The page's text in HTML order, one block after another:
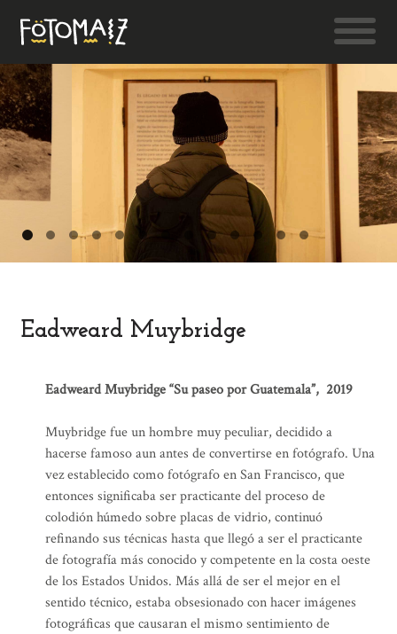
Eadweard Muybridge
Eadweard Muybridge “Su paseo por Guatemala”, 2019
Muybridge fue un hombre muy peculiar, decidido a
hacerse famoso aun antes de convertirse en fotógrafo. Una
vez establecido como fotógrafo en San Francisco, que
entonces significaba ser practicante del proceso de
colodión húmedo sobre placas de vidrio, continuó
refinando sus técnicas hasta que llegó a ser el practicante
de fotografía más conocido y competente en la costa oeste
de los Estados Unidos. Más allá de ser el mejor en el
sentido técnico, estaba obsesionado con hacer imágenes
fotográficas que causaran el mismo sentimiento de